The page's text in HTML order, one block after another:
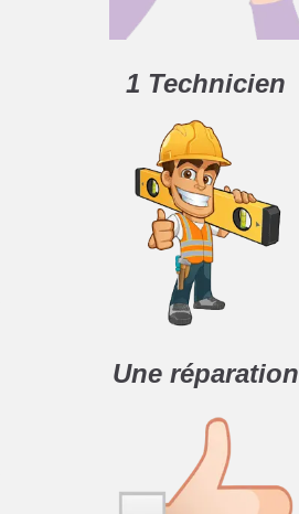
1 Technicien
Une réparation